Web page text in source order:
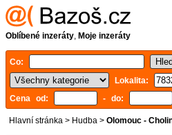
Oblíbené inzeráty, Moje inzeráty
Co:
Lokalita:
Cena od:
- do:
Hlavní stránka > Hudba > Olomouc -